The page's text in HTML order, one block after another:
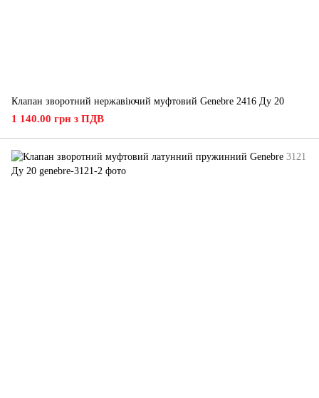
Клапан зворотний нержавіючий муфтовий Genebre 2416 Ду 20
1 140.00 грн з ПДВ